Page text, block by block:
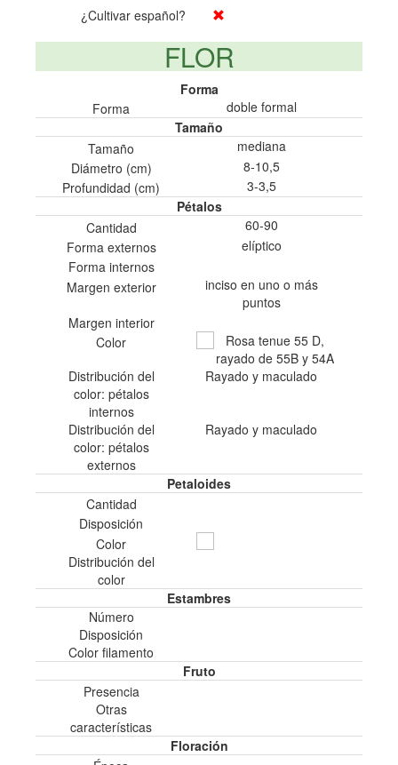
¿Cultivar español?
FLOR
Forma
Forma
doble formal
Tamaño
Tamaño
mediana
Diámetro (cm)
8-10,5
Profundidad (cm)
3-3,5
Pétalos
Cantidad
60-90
Forma externos
elíptico
Forma internos
Margen exterior
inciso en uno o más
puntos
Margen interior
Color
Rosa tenue 55 D,
rayado de 55B y 54A
Distribución del
color: pétalos
internos
Rayado y maculado
Distribución del
color: pétalos
externos
Rayado y maculado
Petaloides
Cantidad
Disposición
Color
Distribución del
color
Estambres
Número
Disposición
Color filamento
Fruto
Presencia
Otras
características
Floración